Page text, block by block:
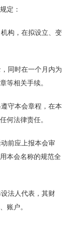
定：
构，在拟设立、变
同时在一个月内为
等相关手续。
守本会章程，在本
何法律责任。
前应上报本会审
本会名称的规范全
法人代表，其财
账户。